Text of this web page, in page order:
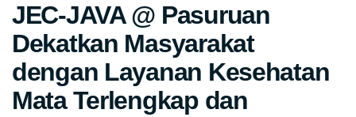
JEC-JAVA @ Pasuruan
Dekatkan Masyarakat
dengan Layanan Kesehatan
Mata Terlengkap dan